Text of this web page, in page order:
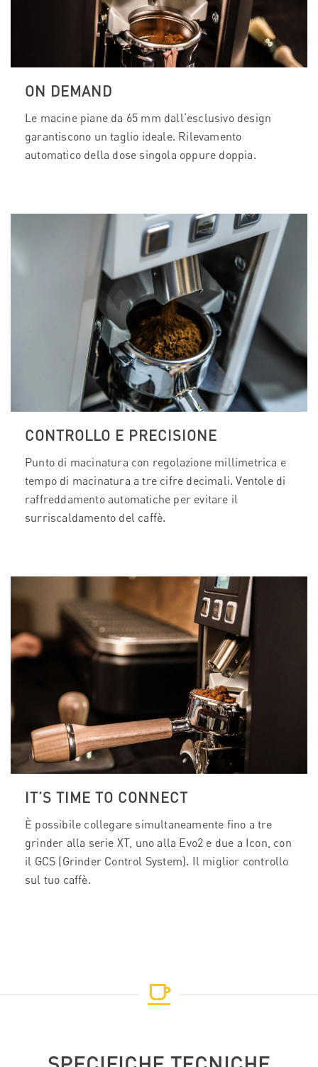
ON DEMAND
Le macine piane da 65 mm dall‘esclusivo design
garantiscono un taglio ideale. Rilevamento
automatico della dose singola oppure doppia.
CONTROLLO E PRECISIONE
Punto di macinatura con regolazione millimetrica e
tempo di macinatura a tre cifre decimali. Ventole di
raffreddamento automatiche per evitare il
surriscaldamento del caffè.
IT’S TIME TO CONNECT
È possibile collegare simultaneamente fino a tre
grinder alla serie XT, uno alla Evo2 e due a Icon, con
il GCS (Grinder Control System). Il miglior controllo
sul tuo caffè.